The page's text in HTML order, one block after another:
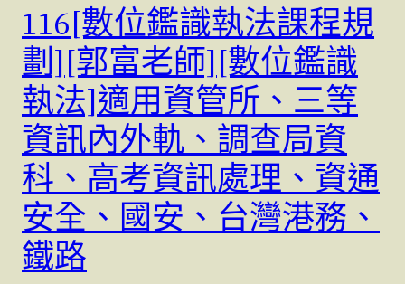
116[數位鑑識執法課程規
劃][郭富老師][數位鑑識
執法]適用資管所、三等
資訊內外軌、調查局資
科、高考資訊處理、資通
安全、國安、台灣港務、
鐵路